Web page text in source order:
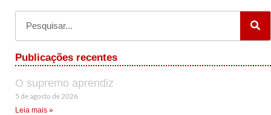
Publicações recentes
O supremo aprendiz
5 de agosto de 2026
Leia mais »